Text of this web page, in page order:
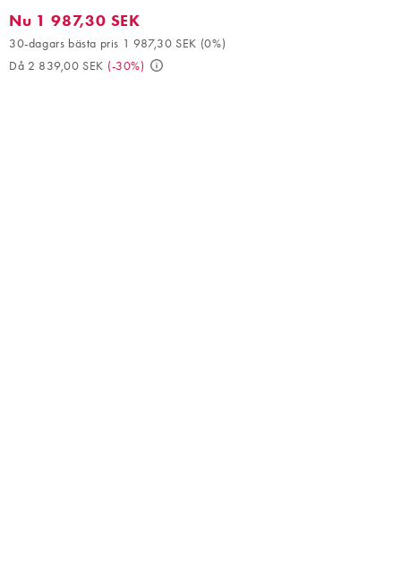
Nu 1 987,30 SEK. 30-dagars bästa pris 1 987,30 SEK (0%). Då
Nu 1 987,30 SEK
30-dagars bästa pris 1 987,30 SEK (0%)
Då 2 839,00 SEK (-30%)